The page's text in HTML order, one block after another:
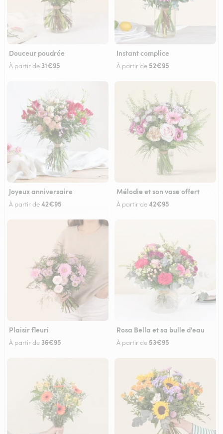
Douceur poudrée
À partir de 31€95
Instant complice
À partir de 52€95
Joyeux anniversaire
À partir de42€95
Mélodie et son vase offert
À partir de42€95
Plaisir fleuri
À partir de 36€95
Rosa Bella et sa bulle d'eau
À partir de 53€95